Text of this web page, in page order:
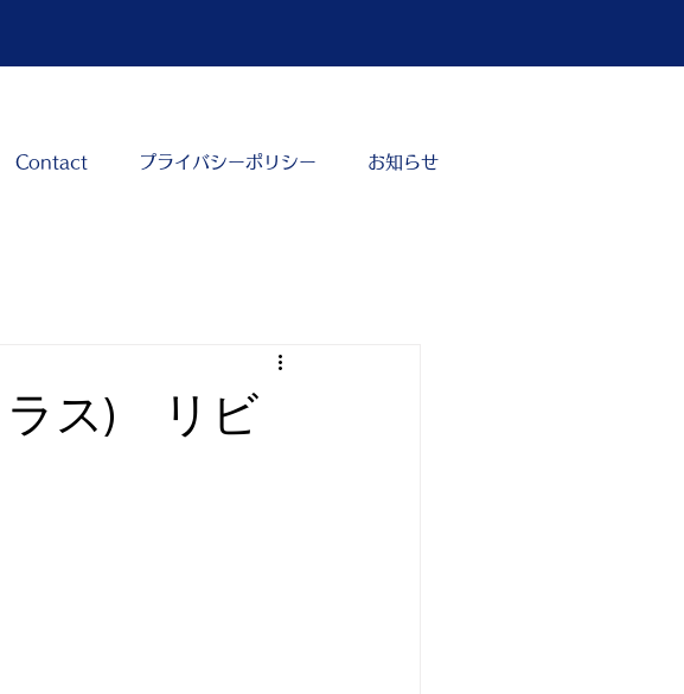
Contact プライバシーポリシー お知らせ
ラス) リビ